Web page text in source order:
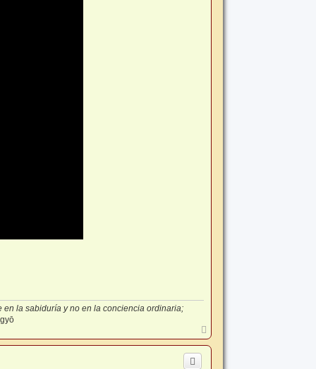
la sabiduría y no en la conciencia ordinaria;
r
r